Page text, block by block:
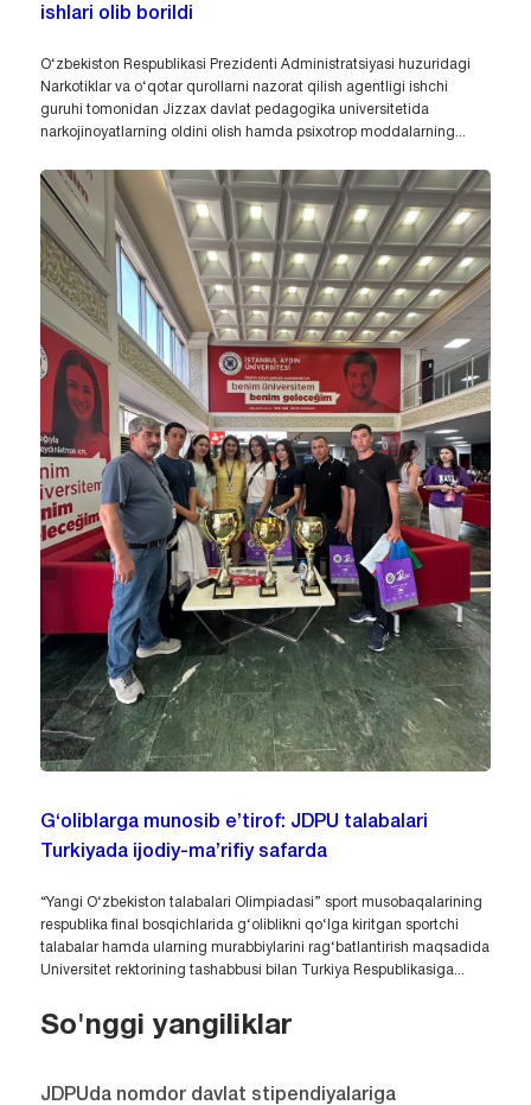
ishlari olib borildi
O‘zbekiston Respublikasi Prezidenti Administratsiyasi huzuridagi
Narkotiklar va o‘qotar qurollarni nazorat qilish agentligi ishchi
guruhi tomonidan Jizzax davlat pedagogika universitetida
narkojinoyatlarning oldini olish hamda psixotrop moddalarning...
G‘oliblarga munosib e’tirof: JDPU talabalari
Turkiyada ijodiy-ma’rifiy safarda
“Yangi O‘zbekiston talabalari Olimpiadasi” sport musobaqalarining
respublika final bosqichlarida g‘oliblikni qo‘lga kiritgan sportchi
talabalar hamda ularning murabbiylarini rag‘batlantirish maqsadida
Universitet rektorining tashabbusi bilan Turkiya Respublikasiga...
So'nggi yangiliklar
JDPUda nomdor davlat stipendiyalariga